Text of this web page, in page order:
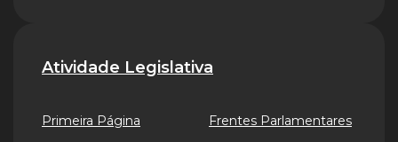
Atividade Legislativa
Primeira Página Frentes Parlamentares